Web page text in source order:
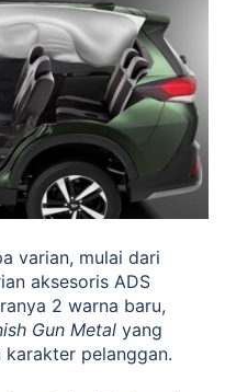
varian, mulai dari
aksesoris ADS
2 warna baru,
Gun Metal yang
pelanggan.